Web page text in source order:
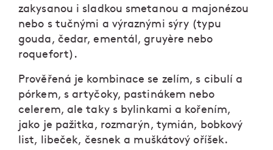
zakysanou i sladkou smetanou a majonézou
nebo s tučnými a výraznými sýry (typu
gouda, čedar, ementál, gruyère nebo
roquefort).
Prověřená je kombinace se zelím, s cibulí a
pórkem, s artyčoky, pastinákem nebo
celerem, ale taky s bylinkami a kořením,
jako je pažitka, rozmarýn, tymián, bobkový
list, libeček, česnek a muškátový oříšek.